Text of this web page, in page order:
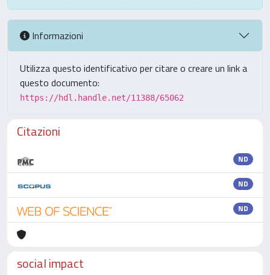
Informazioni
Utilizza questo identificativo per citare o creare un link a
questo documento:
https://hdl.handle.net/11388/65062
Citazioni
ND
ND
ND
social impact